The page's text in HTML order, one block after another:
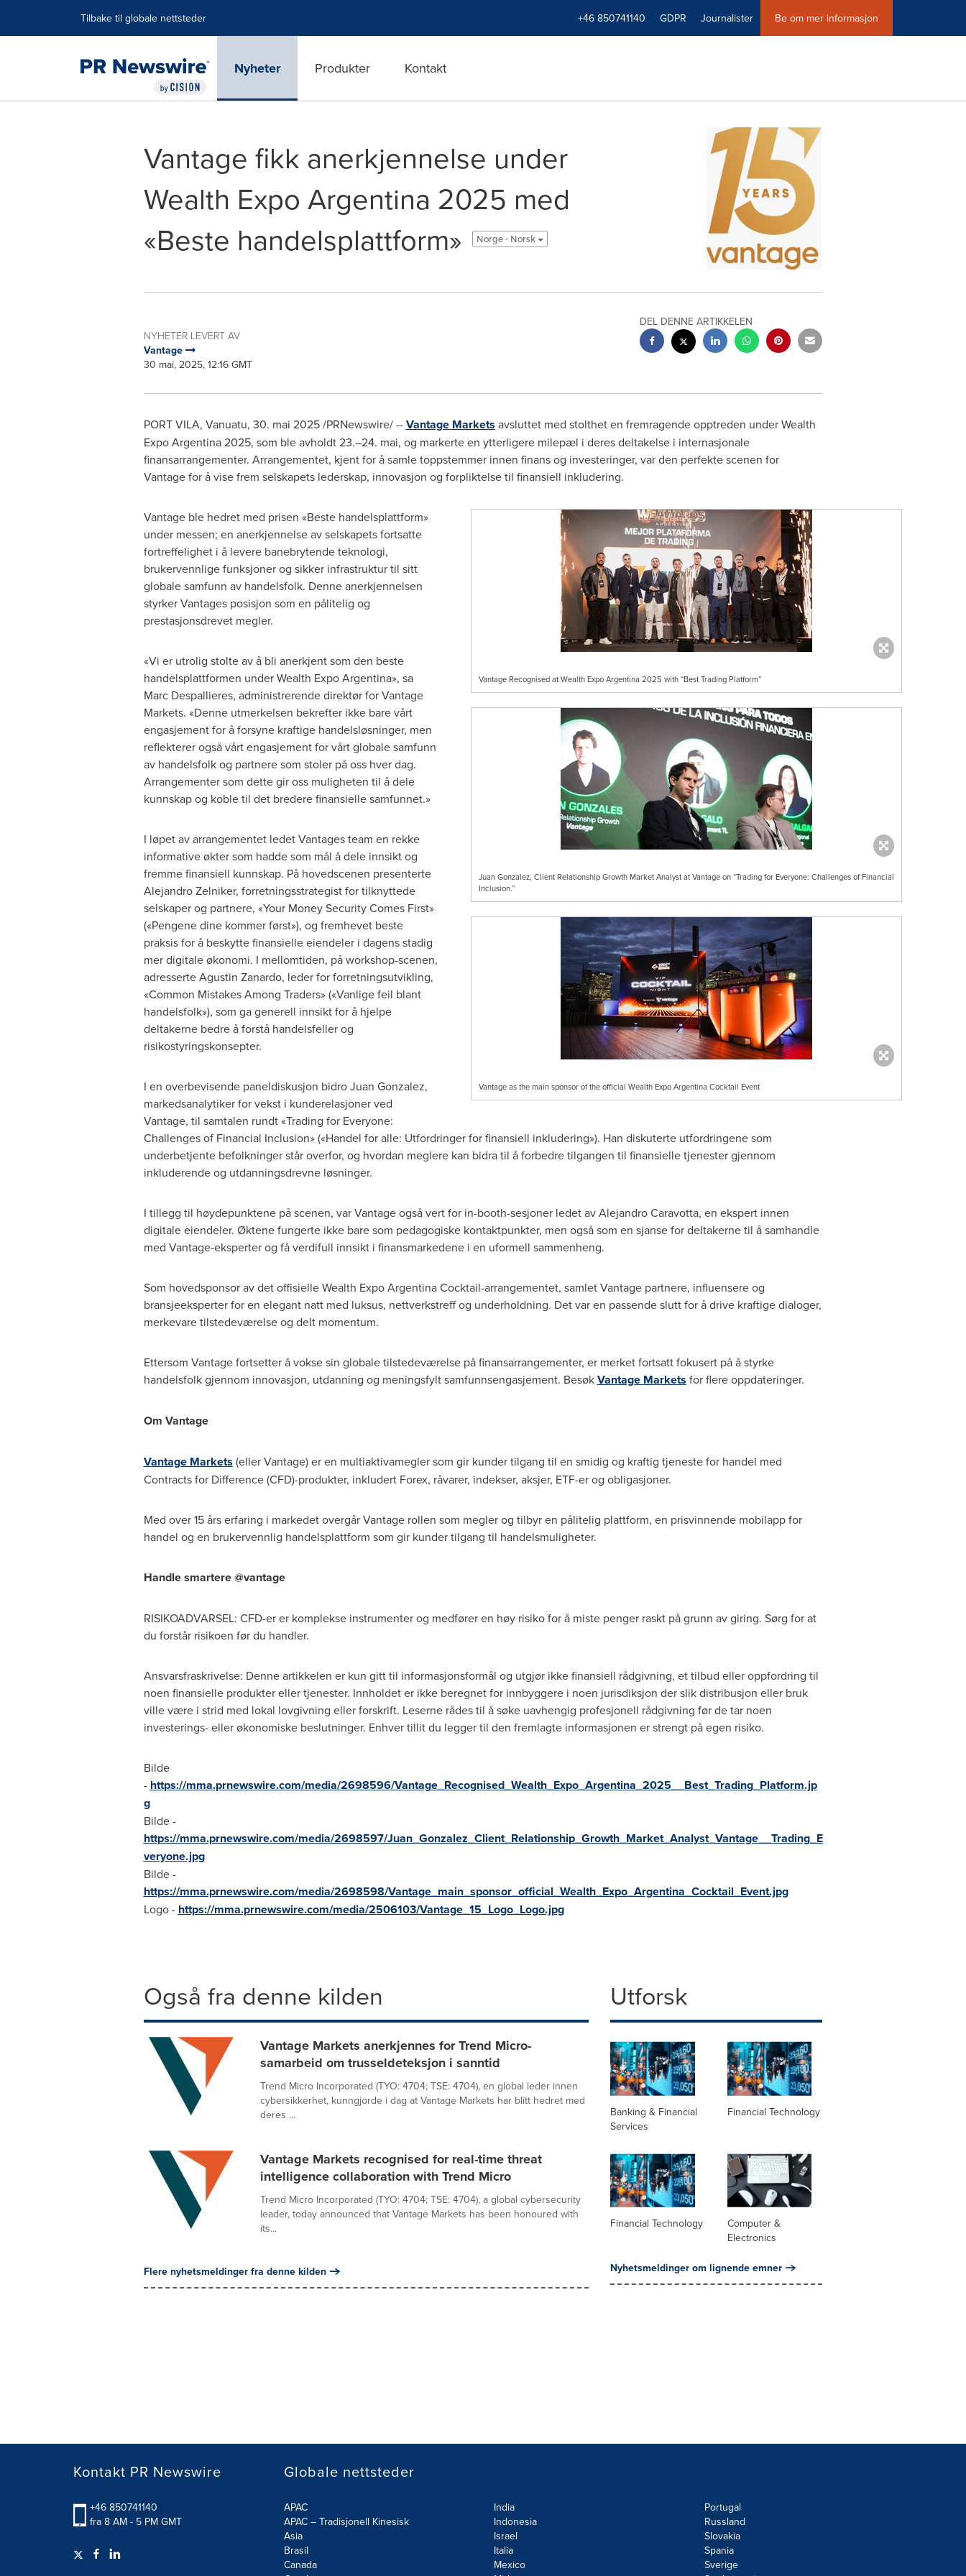
Tilbake til globale nettsteder +46 850741140 GDPR Journalister Be om mer informasjon
Nyheter Produkter Kontakt
Vantage fikk anerkjennelse under
Wealth Expo Argentina 2025 med
«Beste handelsplattform»
Norge - Norsk
NYHETER LEVERT AV
Vantage
30 mai, 2025, 12:16 GMT
DEL DENNE ARTIKKELEN
PORT VILA, Vanuatu, 30. mai 2025/PRNewswire/ --Vantage Markets avsluttet med stolthet en fremragende opptreden under Wealth
Expo Argentina 2025, som ble avholdt 23.–24. mai, og markerte en ytterligere milepæl i deres deltakelse i internasjonale
finansarrangementer. Arrangementet, kjent for å samle toppstemmer innen finans og investeringer, var den perfekte scenen for
Vantage for å vise frem selskapets lederskap, innovasjon og forpliktelse til finansiell inkludering.
Vantage Recognised at Wealth Expo Argentina 2025 with “Best Trading Platform”
Juan Gonzalez, Client Relationship Growth Market Analyst at Vantage on “Trading for Everyone: Challenges of Financial
Inclusion.”
Vantage as the main sponsor of the official Wealth Expo Argentina Cocktail Event
Vantage ble hedret med prisen «Beste handelsplattform»
under messen; en anerkjennelse av selskapets fortsatte
fortreffelighet i å levere banebrytende teknologi,
brukervennlige funksjoner og sikker infrastruktur til sitt
globale samfunn av handelsfolk. Denne anerkjennelsen
styrker Vantages posisjon som en pålitelig og
prestasjonsdrevet megler.
«Vi er utrolig stolte av å bli anerkjent som den beste
handelsplattformen under Wealth Expo Argentina», sa
Marc Despallieres, administrerende direktør for Vantage
Markets. «Denne utmerkelsen bekrefter ikke bare vårt
engasjement for å forsyne kraftige handelsløsninger, men
reflekterer også vårt engasjement for vårt globale samfunn
av handelsfolk og partnere som stoler på oss hver dag.
Arrangementer som dette gir oss muligheten til å dele
kunnskap og koble til det bredere finansielle samfunnet.»
I løpet av arrangementet ledet Vantages team en rekke
informative økter som hadde som mål å dele innsikt og
fremme finansiell kunnskap. På hovedscenen presenterte
Alejandro Zelniker, forretningsstrategist for tilknyttede
selskaper og partnere, «Your Money Security Comes First»
(«Pengene dine kommer først»), og fremhevet beste
praksis for å beskytte finansielle eiendeler i dagens stadig
mer digitale økonomi. I mellomtiden, på workshop-scenen,
adresserteAgustin Zanardo, leder for forretningsutvikling,
«Common Mistakes Among Traders» («Vanlige feil blant
handelsfolk»), som ga generell innsikt for å hjelpe
deltakerne bedre å forstå handelsfeller og
risikostyringskonsepter.
I en overbevisende paneldiskusjon bidroJuan Gonzalez,
markedsanalytiker for vekst i kunderelasjoner ved
Vantage, til samtalen rundt «Trading for Everyone:
Challenges of Financial Inclusion» («Handel for alle: Utfordringer for finansiell inkludering»). Han diskuterte utfordringene som
underbetjente befolkninger står overfor, og hvordan meglere kan bidra til å forbedre tilgangen til finansielle tjenester gjennom
inkluderende og utdanningsdrevne løsninger.
I tillegg til høydepunktene på scenen, var Vantage også vert for in-booth-sesjoner ledet av Alejandro Caravotta, en ekspert innen
digitale eiendeler. Øktene fungerte ikke bare som pedagogiske kontaktpunkter, men også som en sjanse for deltakerne til å samhandle
med Vantage-eksperter og få verdifull innsikt i finansmarkedene i en uformell sammenheng.
Som hovedsponsor av det offisielle Wealth ExpoArgentina Cocktail-arrangementet, samlet Vantage partnere, influensere og
bransjeeksperter for en elegant natt med luksus, nettverkstreff og underholdning. Det var en passende slutt for å drive kraftige dialoger,
merkevare tilstedeværelse og delt momentum.
Ettersom Vantage fortsetter å vokse sin globale tilstedeværelse på finansarrangementer, er merket fortsatt fokusert på å styrke
handelsfolk gjennom innovasjon, utdanning og meningsfylt samfunnsengasjement. BesøkVantage Markets for flere oppdateringer.
Om Vantage
Vantage Markets (eller Vantage) er en multiaktivamegler som gir kunder tilgang til en smidig og kraftig tjeneste for handel med
Contracts for Difference (CFD)-produkter, inkludert Forex, råvarer, indekser, aksjer, ETF-er og obligasjoner.
Med over 15 års erfaring i markedet overgår Vantage rollen som megler og tilbyr en pålitelig plattform, en prisvinnende mobilapp for
handel og en brukervennlig handelsplattform som gir kunder tilgang til handelsmuligheter.
Handle smartere @vantage
RISIKOADVARSEL: CFD-er er komplekse instrumenter og medfører en høy risiko for å miste penger raskt på grunn av giring. Sørg for at
du forstår risikoen før du handler.
Ansvarsfraskrivelse: Denne artikkelen er kun gitt til informasjonsformål og utgjør ikke finansiell rådgivning, et tilbud eller oppfordring til
noen finansielle produkter eller tjenester. Innholdet er ikke beregnet for innbyggere i noen jurisdiksjon der slik distribusjon eller bruk
ville være i strid med lokal lovgivning eller forskrift. Leserne rådes til å søke uavhengig profesjonell rådgivning før de tar noen
investerings- eller økonomiske beslutninger. Enhver tillit du legger til den fremlagte informasjonen er strengt på egen risiko.
Bilde
- https://mma.prnewswire.com/media/2698596/Vantage_Recognised_Wealth_Expo_Argentina_2025__Best_Trading_Platform.jp
g
Bilde -
https://mma.prnewswire.com/media/2698597/Juan_Gonzalez_Client_Relationship_Growth_Market_Analyst_Vantage__Trading_E
veryone.jpg
Bilde -
https://mma.prnewswire.com/media/2698598/Vantage_main_sponsor_official_Wealth_Expo_Argentina_Cocktail_Event.jpg
Logo - https://mma.prnewswire.com/media/2506103/Vantage_15_Logo_Logo.jpg
Også fra denne kilden
Vantage Markets anerkjennes for Trend Micro-
samarbeid om trusseldeteksjon i sanntid
Trend Micro Incorporated (TYO: 4704; TSE: 4704), en global leder innen
cybersikkerhet, kunngjorde i dag at Vantage Markets har blitt hedret med
deres ...
Vantage Markets recognised for real-time threat
intelligence collaboration with Trend Micro
Trend Micro Incorporated (TYO: 4704; TSE: 4704), a global cybersecurity
leader, today announced that Vantage Markets has been honoured with
its...
Flere nyhetsmeldinger fra denne kilden
Utforsk
Banking & Financial
Services
Financial Technology
Financial Technology
Computer &
Electronics
Nyhetsmeldinger om lignende emner
Kontakt PR Newswire
+46 850741140
fra 8 AM - 5 PM GMT
Globale nettsteder
APAC
APAC – Tradisjonell Kinesisk
Asia
Brasil
Canada
India
Indonesia
Israel
Italia
Mexico
Portugal
Russland
Slovakia
Spania
Sverige